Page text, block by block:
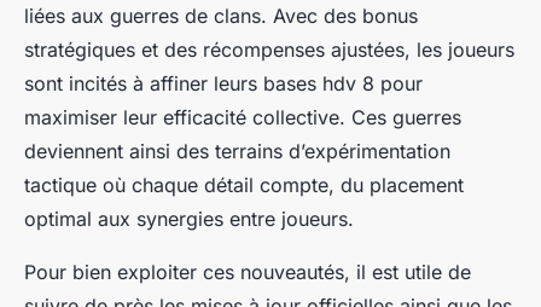
liées aux guerres de clans. Avec des bonus
stratégiques et des récompenses ajustées, les joueurs
sont incités à affiner leurs bases hdv 8 pour
maximiser leur efficacité collective. Ces guerres
deviennent ainsi des terrains d’expérimentation
tactique où chaque détail compte, du placement
optimal aux synergies entre joueurs.
Pour bien exploiter ces nouveautés, il est utile de